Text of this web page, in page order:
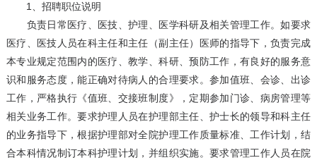
1、招聘职位说明
负责日常医疗、医技、护理、医学科研及相关管理工作。如要求
医疗、医技人员在科主任和主任（副主任）医师的指导下，负责完成
本专业规定范围内的医疗、教学、科研、预防工作，有良好的服务意
识和服务态度，能正确对待病人的合理要求。参加值班、会诊、出诊
工作，严格执行《值班、交接班制度》，定期参加门诊、病房管理等
相关业务工作。要求护理人员在护理部主任、护士长的领导和科主任
的业务指导下，根据护理部对全院护理工作质量标准、工作计划，结
合本科情况制订本科护理计划，并组织实施。要求管理工作人员在院